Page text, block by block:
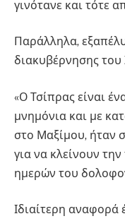
γινότανε και τότε
Παράλληλα,
διακυβέρνησης του
«Ο Τσίπρας είναι
μνημόνια και με
στο Μαξίμου, ήταν
για να κλείνουν
ημερών του
Ιδιαίτερη αναφορά